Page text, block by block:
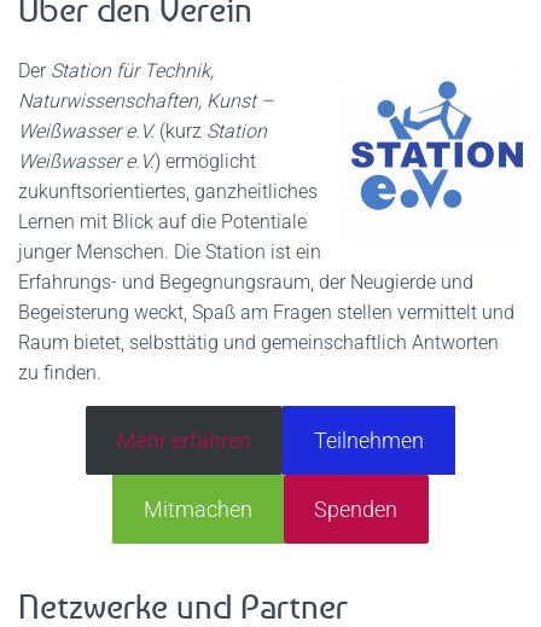
Über den Verein
Der Station für Technik,
Naturwissenschaften, Kunst –
Weißwasser e.V.(kurz Station
Weißwasser e.V.) ermöglicht
zukunfts­orientiertes, ganzheitliches
Lernen mit Blick auf die Potentiale
junger Menschen. Die Station ist ein
Erfahrungs- und Begegnungsraum, der Neugierde und
Begeisterung weckt, Spaß am Fragen stellen vermittelt und
Raum bietet, selbsttätig und gemeinschaftlich Antworten
zu finden.
Mehr erfahren Teilnehmen
Mitmachen Spenden
Netzwerke und Partner